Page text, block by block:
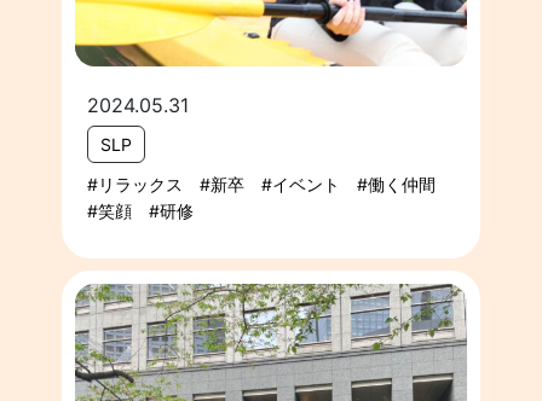
2024.05.31
SLP
リラックス
新卒 イベント
働く仲間
笑顔
研修